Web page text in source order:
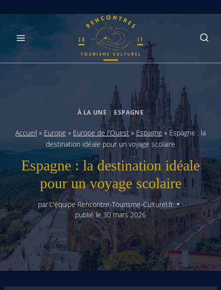
content
À LA UNE | ESPAGNE
Accueil » Europe » Europe de l'Ouest » Espagne » Espagne : la
destination idéale pour un voyage scolaire
Espagne : la destination idéale
pour un voyage scolaire
parL'équipe Rencontre-Tourisme-Culturel.fr
publié le 30 mars 2026